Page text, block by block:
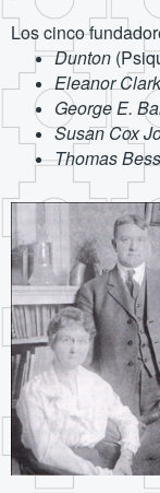
Los cinco
Dunton
Eleanor
George E.
Susan Cox
Thomas